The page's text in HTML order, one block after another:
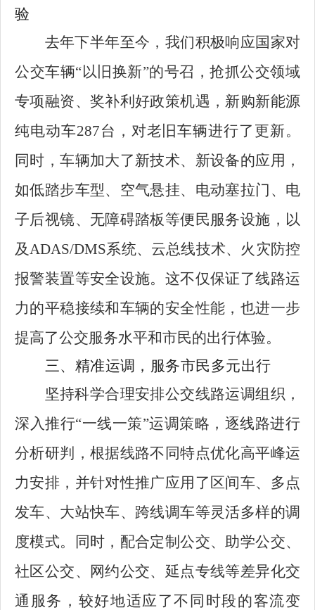
验
去年下半年至今，我们积极响应国家对
公交车辆“以旧换新”的号召，抢抓公交领域
专项融资、奖补利好政策机遇，新购新能源
纯电动车287台，对老旧车辆进行了更新。
同时，车辆加大了新技术、新设备的应用，
如低踏步车型、空气悬挂、电动塞拉门、电
子后视镜、无障碍踏板等便民服务设施，以
及ADAS/DMS系统、云总线技术、火灾防控
报警装置等安全设施。这不仅保证了线路运
力的平稳接续和车辆的安全性能，也进一步
提高了公交服务水平和市民的出行体验。
三、精准运调，服务市民多元出行
坚持科学合理安排公交线路运调组织，
深入推行“一线一策”运调策略，逐线路进行
分析研判，根据线路不同特点优化高平峰运
力安排，并针对性推广应用了区间车、多点
发车、大站快车、跨线调车等灵活多样的调
度模式。同时，配合定制公交、助学公交、
社区公交、网约公交、延点专线等差异化交
通服务，较好地适应了不同时段的客流变